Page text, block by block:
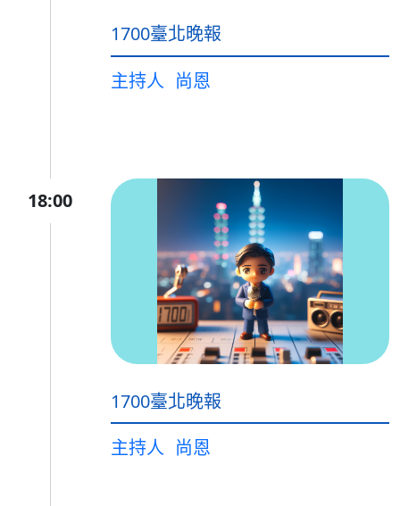
1700臺北晚報
主持人 尚恩
18:00
1700臺北晚報
主持人 尚恩